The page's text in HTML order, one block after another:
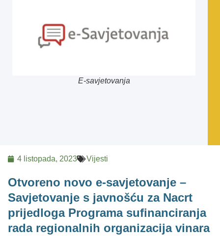
E-savjetovanja
4 listopada, 2023 Vijesti
Otvoreno novo e-savjetovanje –
Savjetovanje s javnošću za Nacrt
prijedloga Programa sufinanciranja
rada regionalnih organizacija vinara